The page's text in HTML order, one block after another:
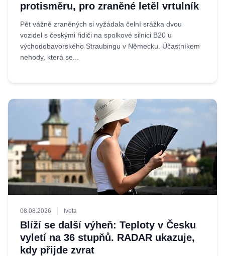
protisměru, pro zraněné letěl vrtulník
Pět vážně zraněných si vyžádala čelní srážka dvou
vozidel s českými řidiči na spolkové silnici B20 u
východobavorského Straubingu v Německu. Účastníkem
nehody, která se...
08.08.2026 Iveta
Blíží se další výheň: Teploty v Česku
vyletí na 36 stupňů. RADAR ukazuje,
kdy přijde zvrat